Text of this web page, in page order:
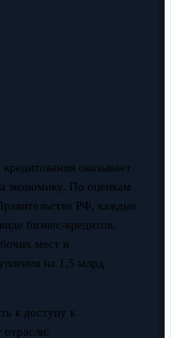
оказывает
экономику. По оценкам
РФ, каждые
бизнес-кредитов,
мест и
на 1,5 млрд
к доступу к